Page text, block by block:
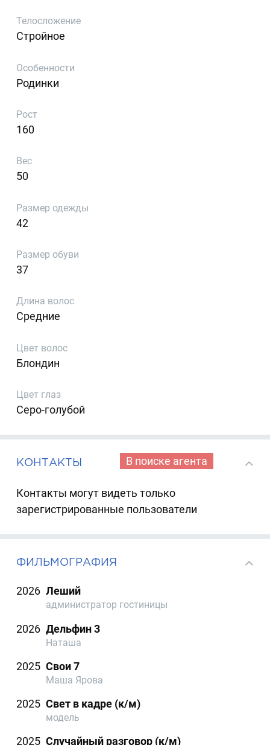
Телосложение
Стройное
Особенности
Родинки
Рост
160
Вес
50
Размер одежды
42
Размер обуви
37
Длина волос
Средние
Цвет волос
Блондин
Цвет глаз
Серо-голубой
КОНТАКТЫ В поиске агента
Контакты могут видеть только
зарегистрированные пользователи
ФИЛЬМОГРАФИЯ
2026 Леший
администратор гостиницы
2026 Дельфин 3
Наташа
2025 Свои 7
Маша Ярова
2025 Свет в кадре (к/м)
модель
2025 Случайный разговор (к/м)